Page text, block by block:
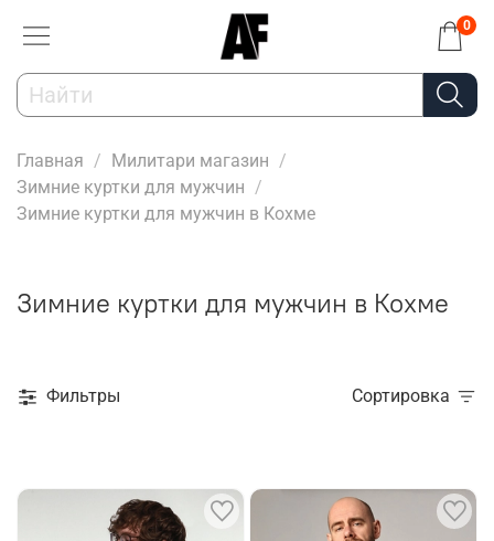
0
Главная
Милитари магазин
Зимние куртки для мужчин
Зимние куртки для мужчин в Кохме
Зимние куртки для мужчин в Кохме
Фильтры Сортировка